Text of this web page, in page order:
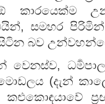
කාරයෙක්ම
සමහර
බව
(දැන්
කළුකොඳයාවේ